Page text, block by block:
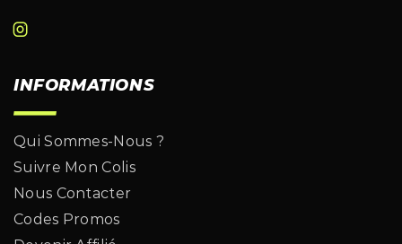
INFORMATIONS
Qui Sommes-Nous ?
Suivre Mon Colis
Nous Contacter
Codes Promos